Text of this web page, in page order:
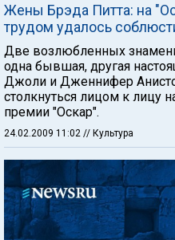
Жены Брэда Питта: на
трудом удалось
Две возлюбленных
одна бывшая, другая
Джоли и Дженнифер
столкнуться лицом к лицу
премии "Оскар".
24.02.2009 11:02 // Культура